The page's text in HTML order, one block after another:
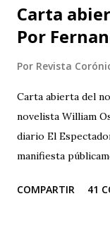
Carta
Por
Por Revista
Carta abierta del
novelista William
diario El
manifiesta
de Colombia. Aquí
COMPARTIR 41